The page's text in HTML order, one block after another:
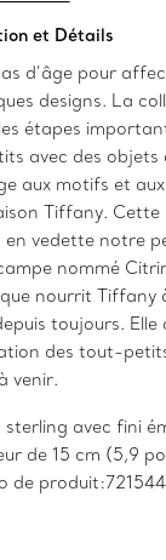
et Détails
d’âge pour
designs. La
étapes
avec des objets
aux motifs et
Tiffany. Cette
vedette notre
nommé
nourrit Tiffany
toujours. Elle
des tout-
venir.
avec fini
de 15 cm (5,9
de